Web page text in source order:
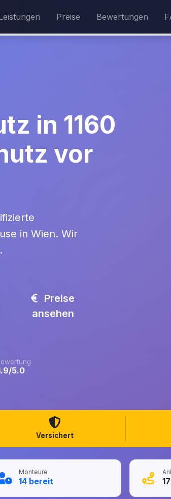
Preise Bewertungen
in 1160
vor
in Wien. Wir
Preise
ansehen
5.0
Versichert
Monteure
14 bereit 17